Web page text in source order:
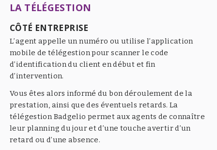
LA TÉLÉGESTION
CÔTÉ ENTREPRISE
L’agent appelle un numéro ou utilise l’application
mobile de télégestion pour scanner le code
d’identification du client en début et fin
d’intervention.
Vous êtes alors informé du bon déroulement de la
prestation, ainsi que des éventuels retards. La
télégestion Badgelio permet aux agents de connaître
leur planning du jour et d’une touche avertir d’un
retard ou d’une absence.